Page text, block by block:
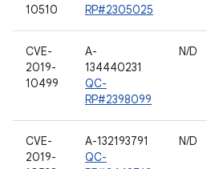
10510
RP#2305025
CVE-
2019-
10499
A-
134440231
QC-
RP#2398099
N/D
CVE-
2019-
A-132193791
QC-
N/D